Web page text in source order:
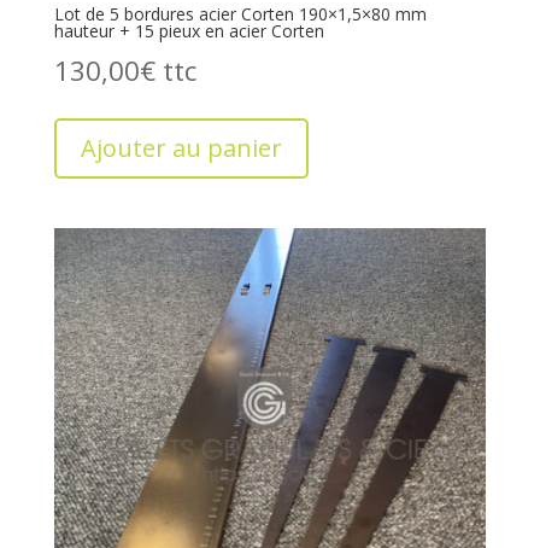
Lot de 5 bordures acier Corten 190×1,5×80 mm
hauteur + 15 pieux en acier Corten
130,00€
Ajouter au panier